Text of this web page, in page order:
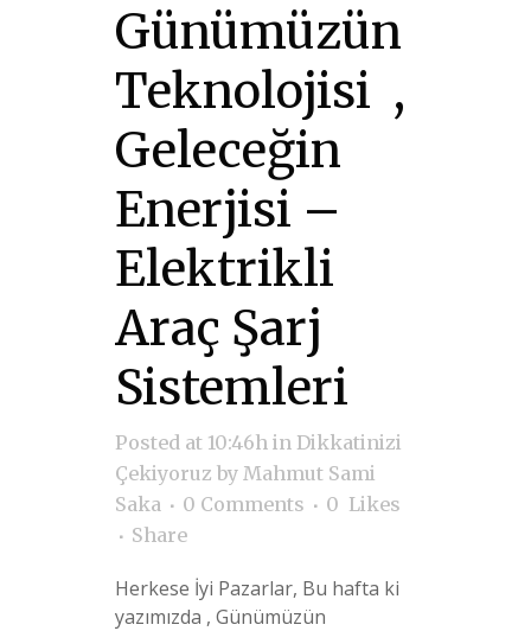
Günümüzün
Teknolojisi ,
Geleceğin
Enerjisi –
Elektrikli
Araç Şarj
Sistemleri
Posted at 10:46h in Dikkatinizi
Çekiyoruz by Mahmut Sami
Saka
0 Comments 0 Likes
Share
Herkese İyi Pazarlar, Bu hafta ki
yazımızda , Günümüzün